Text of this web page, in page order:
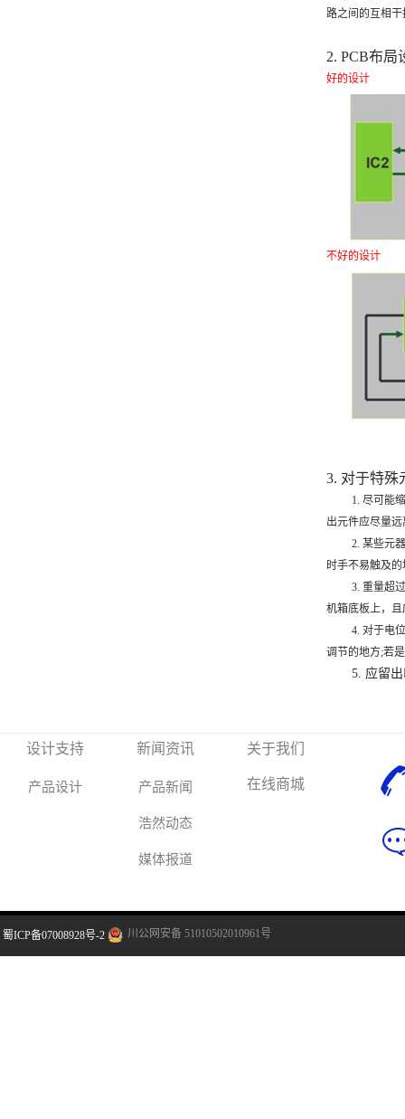
路之间的互相干
2. PCB布
好的设计
不好的设计
3. 对于特殊
1. 尽可能
出元件应尽量远
2. 某些元
时手不易触及的
3. 重量超
机箱底板上，
4. 对于电
调节的地方;若
5. 应留出
设计支持
产品设计
新闻资讯
产品新闻
浩然动态
媒体报道
关于我们
在线商城
蜀ICP备07008928号-2 川公网安备 51010502010961号